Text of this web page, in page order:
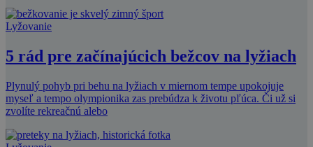
Lyžovanie
5 rád pre začínajúcich bežcov na lyžiach
Plynulý pohyb pri behu na lyžiach v miernom tempe upokojuje
myseľ a tempo olympionika zas prebúdza k životu pľúca. Či už si
zvolíte rekreačnú alebo